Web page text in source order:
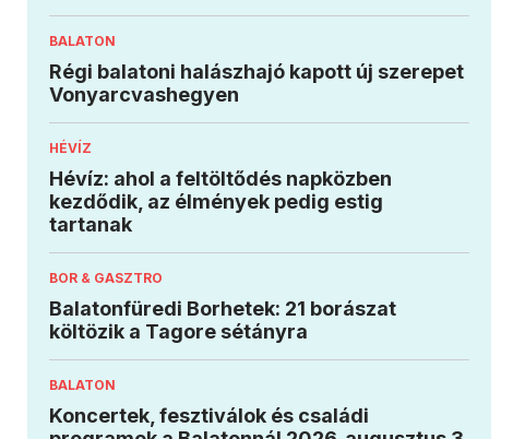
BALATON
Régi balatoni halászhajó kapott új szerepet
Vonyarcvashegyen
HÉVÍZ
Hévíz: ahol a feltöltődés napközben
kezdődik, az élmények pedig estig
tartanak
BOR & GASZTRO
Balatonfüredi Borhetek: 21 borászat
költözik a Tagore sétányra
BALATON
Koncertek, fesztiválok és családi